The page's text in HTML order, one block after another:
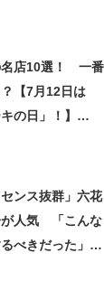
名店10選！ 一番
【7月12日は
の日」！】
ンス抜群」六花
が人気 「こんな
べきだった」